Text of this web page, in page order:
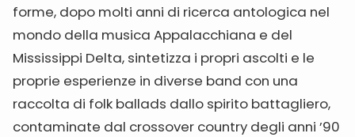
forme, dopo molti anni di ricerca antologica nel
mondo della musica Appalacchiana e del
Mississippi Delta, sintetizza i propri ascolti e le
proprie esperienze in diverse band con una
raccolta di folk ballads dallo spirito battagliero,
contaminate dal crossover country degli anni ’90